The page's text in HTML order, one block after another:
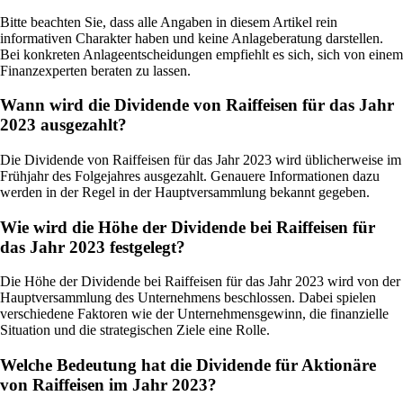
Bitte beachten Sie, dass alle Angaben in diesem Artikel rein
informativen Charakter haben und keine Anlageberatung darstellen.
Bei konkreten Anlageentscheidungen empfiehlt es sich, sich von einem
Finanzexperten beraten zu lassen.
Wann wird die Dividende von Raiffeisen für das Jahr
2023 ausgezahlt?
Die Dividende von Raiffeisen für das Jahr 2023 wird üblicherweise im
Frühjahr des Folgejahres ausgezahlt. Genauere Informationen dazu
werden in der Regel in der Hauptversammlung bekannt gegeben.
Wie wird die Höhe der Dividende bei Raiffeisen für
das Jahr 2023 festgelegt?
Die Höhe der Dividende bei Raiffeisen für das Jahr 2023 wird von der
Hauptversammlung des Unternehmens beschlossen. Dabei spielen
verschiedene Faktoren wie der Unternehmensgewinn, die finanzielle
Situation und die strategischen Ziele eine Rolle.
Welche Bedeutung hat die Dividende für Aktionäre
von Raiffeisen im Jahr 2023?